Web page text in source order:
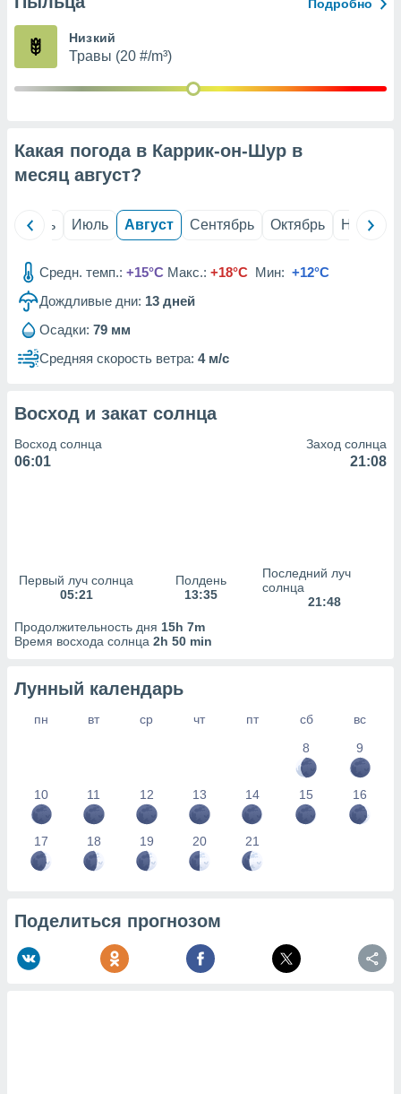
из
рекламы
сведения
Подробно
Низкий
Травы (20 #/m³)
Какая погода в Каррик-он-Шур в
месяц август?
Июнь Июль Август Сентябрь Октябрь Ноябрь
Средн. темп.: +15°C Макс.: +18°C Мин: +12°C
Дождливые дни: 13 дней
Осадки: 79 мм
Средняя скорость ветра: 4 м/с
Восход и закат солнца
Восход солнца
06:01
Заход солнца
21:08
Первый луч солнца
05:21
Полдень
13:35
Последний луч
солнца
21:48
Продолжительность дня 15h 7m
Время восхода солнца 2h 50 min
Лунный календарь
пн вт ср чт пт сб
вс
8
9
10 11 12 13 14 15 16
17 18 19 20 21
Поделиться прогнозом